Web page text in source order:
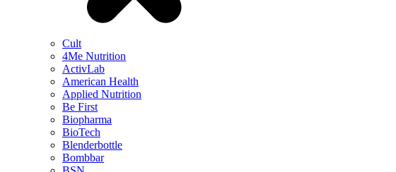
Cult
4Me Nutrition
ActivLab
American Health
Applied Nutrition
Be First
Biopharma
BioTech
Blenderbottle
Bombbar